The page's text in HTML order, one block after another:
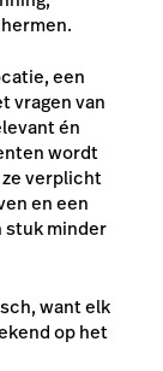
een
vragen van
én
wordt
ze verplicht
en een
stuk minder
want elk
op het